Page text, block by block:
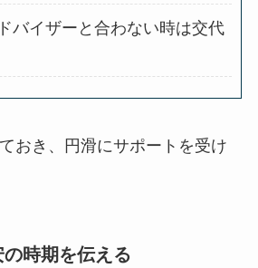
バイザーと合わない時は交代
おき、円滑にサポートを受け
時期を伝える